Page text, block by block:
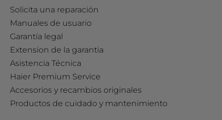
Solicita una reparación
Manuales de usuario
Garantía legal
Extension de la garantia
Asistencia Técnica
Haier Premium Service
Accesorios y recambios originales
Productos de cuidado y mantenimiento